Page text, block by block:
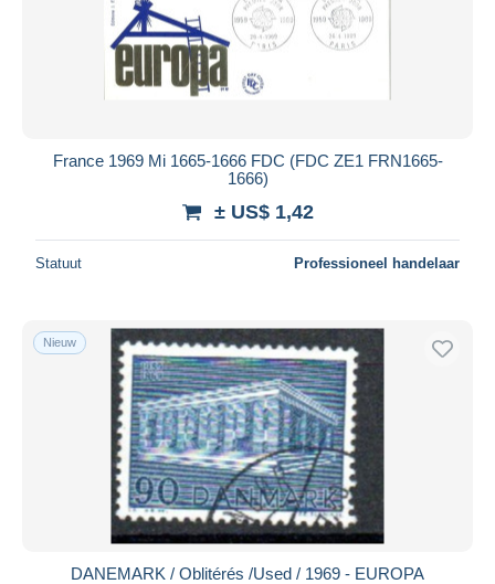
France 1969 Mi 1665-1666 FDC (FDC ZE1 FRN1665-
1666)
± US$ 1,42
Statuut Professioneel handelaar
Nieuw
DANEMARK / Oblitérés /Used / 1969 - EUROPA